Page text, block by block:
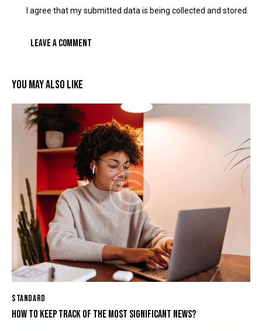
I agree that my submitted data is being collected and stored.
YOU MAY ALSO LIKE
STANDARD
HOW TO KEEP TRACK OF THE MOST SIGNIFICANT NEWS?